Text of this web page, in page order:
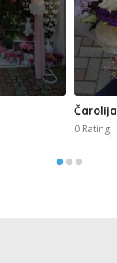
Čarolija
0 Rating